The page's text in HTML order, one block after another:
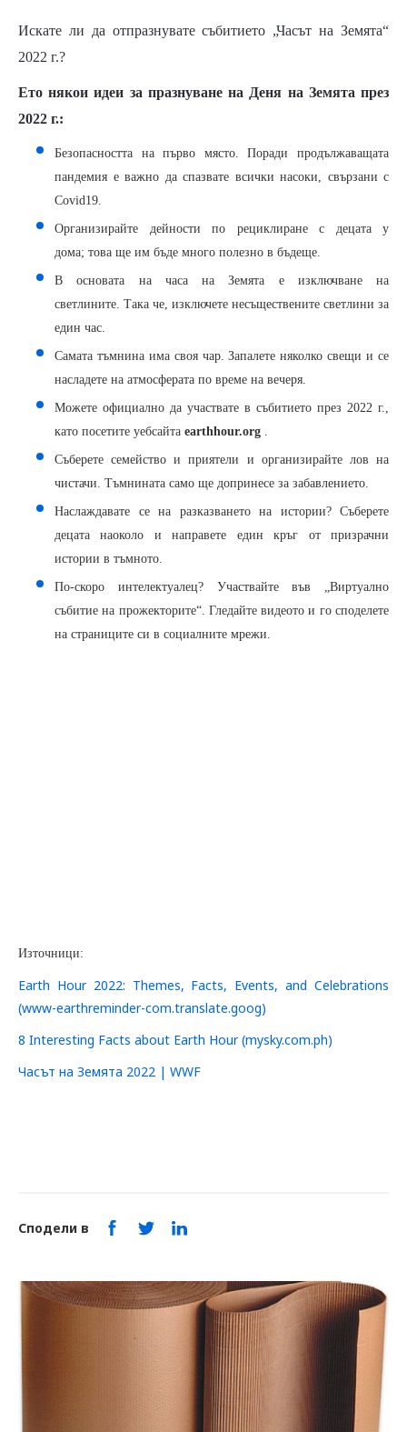
Искате ли да отпразнувате събитието „Часът на Земята“
2022 г.?
Ето някои идеи за празнуване на Деня на Земята през
2022 г.:
Безопасността на първо място. Поради продължаващата
пандемия е важно да спазвате всички насоки, свързани с
Covid19.
Организирайте дейности по рециклиране с децата у
дома; това ще им бъде много полезно в бъдеще.
В основата на часа на Земята е изключване на
светлините. Така че, изключете несъществените светлини за
един час.
Самата тъмнина има своя чар. Запалете няколко свещи и се
насладете на атмосферата по време на вечеря.
Можете официално да участвате в събитието през 2022 г.,
като посетите уебсайта earthhour.org .
Съберете семейство и приятели и организирайте лов на
чистачи. Тъмнината само ще допринесе за забавлението.
Наслаждавате се на разказването на истории? Съберете
децата наоколо и направете един кръг от призрачни
истории в тъмното.
По-скоро интелектуалец? Участвайте във „Виртуално
събитие на прожекторите“. Гледайте видеото и го споделете
на страниците си в социалните мрежи.
Източници:
Earth Hour 2022: Themes, Facts, Events, and Celebrations
(www-earthreminder-com.translate.goog)
8 Interesting Facts about Earth Hour (mysky.com.ph)
Часът на Земята 2022 | WWF
Сподели в